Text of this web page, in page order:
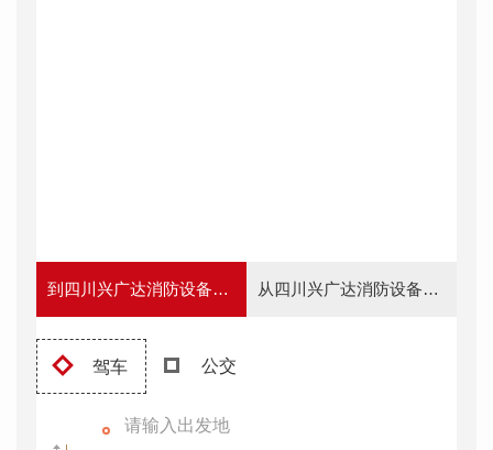
到四川兴广达消防设备有限公司去 从四川兴广达消防设备有限公司出发
驾车 公交